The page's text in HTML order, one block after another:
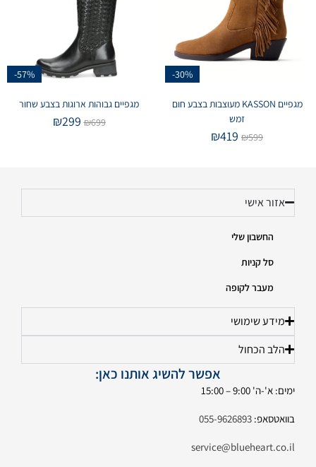
-30%
מגפיים KASSON מעוצבות בצבע חום
זמש
₪599
₪419
-57%
מגפיים גבוהות ארוגות בצבע שחור
₪699
₪299
אזור אישי
החשבון שלי
סל קניות
מעבר לקופה
מידע שימושי
הלב הכחול
אפשר להשיג אותנו כאן:
ימים: א'-ה' 9:00 – 15:00
בוואטסאפ: 055-9626893
service@blueheart.co.il